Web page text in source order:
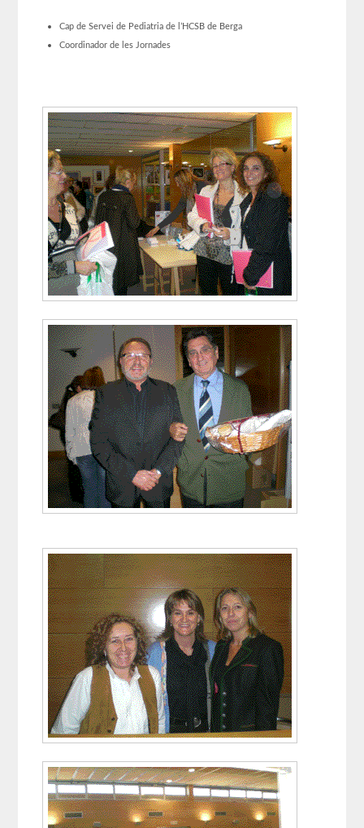
Cap de Servei de Pediatria de l’HCSB de Berga
Coordinador de les Jornades